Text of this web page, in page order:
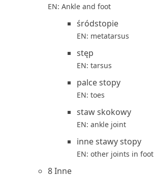
EN: Ankle and foot
śródstopie
EN: metatarsus
stęp
EN: tarsus
palce stopy
EN: toes
staw skokowy
EN: ankle joint
inne stawy stopy
EN: other joints in foot
8 Inne